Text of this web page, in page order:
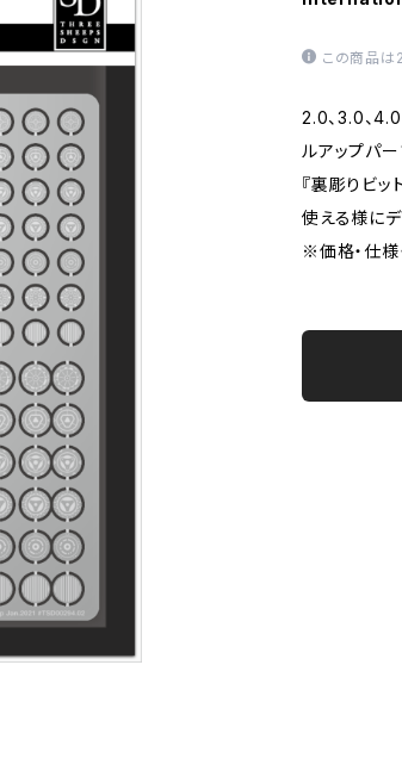
この商品は
2.0、3.0、
ルアップパー
『裏彫りビ
使える様に
※価格・仕様